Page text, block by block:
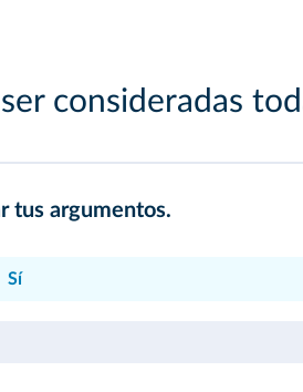
consideradas
tus argumentos.
Sí